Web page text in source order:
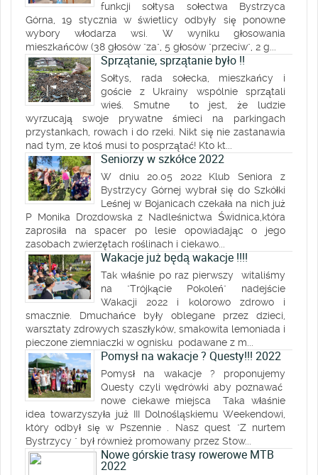
funkcji sołtysa sołectwa Bystrzyca
Górna, 19 stycznia w świetlicy odbyły się ponowne
wybory włodarza wsi. W wyniku głosowania
mieszkańców (38 głosów "za", 5 głosów "przeciw", 2 g...
Sprzątanie, sprzątanie było !!
Sołtys, rada sołecka, mieszkańcy i
goście z Ukrainy wspólnie sprzątali
wieś. Smutne to jest, że ludzie
wyrzucają swoje prywatne śmieci na parkingach
przystankach, rowach i do rzeki. Nikt się nie zastanawia
nad tym, ze ktoś musi to posprzątać! Kto kt...
Seniorzy w szkółce 2022
W dniu 20.05 2022 Klub Seniora z
Bystrzycy Górnej wybrał się do Szkółki
Leśnej w Bojanicach czekała na nich już
P Monika Drozdowska z Nadleśnictwa Świdnica,która
zaprosiła na spacer po lesie opowiadając o jego
zasobach zwierzętach roślinach i ciekawo...
Wakacje już będą wakacje !!!!
Tak właśnie po raz pierwszy witaliśmy
na "Trójkącie Pokoleń" nadejście
Wakacji 2022 i kolorowo zdrowo i
smacznie. Dmuchańce były oblegane przez dzieci,
warsztaty zdrowych szaszłyków, smakowita lemoniada i
pieczone ziemniaczki w ognisku podawane z m...
Pomysł na wakacje ? Questy!!! 2022
Pomysł na wakacje ? proponujemy
Questy czyli wędrówki aby poznawać
nowe ciekawe miejsca Taka właśnie
idea towarzyszyła już III Dolnośląskiemu Weekendowi,
który odbył się w Pszennie . Nasz quest "Z nurtem
Bystrzycy " był również promowany przez Stow...
Nowe górskie trasy rowerowe MTB
2022